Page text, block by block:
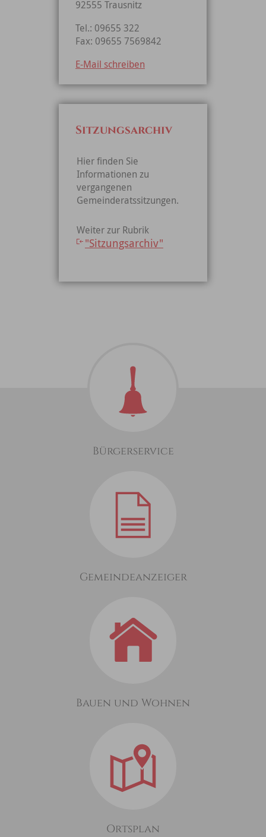
92555 Trausnitz
Tel.: 09655 322
Fax: 09655 7569842
E-Mail schreiben
Sitzungsarchiv
Hier finden Sie
Informationen zu
vergangenen
Gemeinderatssitzungen.
Weiter zur Rubrik
"Sitzungsarchiv"
Bürgerservice
Gemeindeanzeiger
Bauen und Wohnen
Ortsplan